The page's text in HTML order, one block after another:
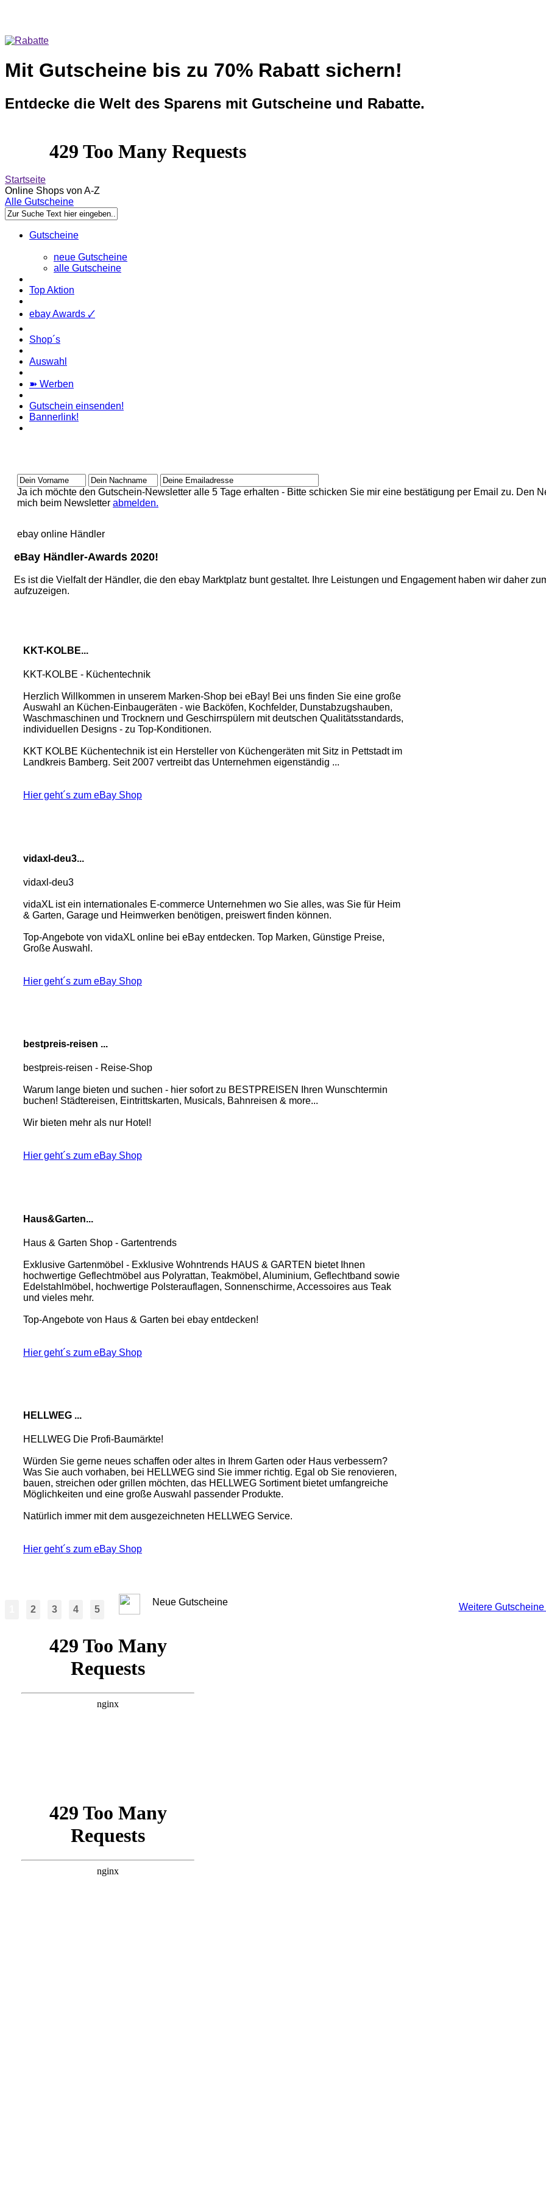
Mit Gutscheine bis zu 70% Rabatt sichern!
Entdecke die Welt des Sparens mit Gutscheine und Rabatte.
Startseite
Online Shops von A-Z
Alle Gutscheine
Gutscheine
neue Gutscheine
alle Gutscheine
Top Aktion
ebay Awards 🗸
Shop´s
Auswahl
➽ Werben
Gutschein einsenden!
Bannerlink!
Ja ich möchte den Gutschein-Newsletter alle 5 Tage erhalten - Bitte schicken Sie mir eine bestätigung per Email zu. Den
mich beim Newsletter abmelden.
ebay online Händler
eBay Händler-Awards 2020!
Es ist die Vielfalt der Händler, die den ebay Marktplatz bunt gestaltet. Ihre Leistungen und Engagement haben wir daher
aufzuzeigen.
KKT-KOLBE...
KKT-KOLBE - Küchentechnik
Herzlich Willkommen in unserem Marken-Shop bei eBay! Bei uns finden Sie eine große
Auswahl an Küchen-Einbaugeräten - wie Backöfen, Kochfelder, Dunstabzugshauben,
Waschmaschinen und Trocknern und Geschirrspülern mit deutschen Qualitätsstandards,
individuellen Designs - zu Top-Konditionen.
KKT KOLBE Küchentechnik ist ein Hersteller von Küchengeräten mit Sitz in Pettstadt im
Landkreis Bamberg. Seit 2007 vertreibt das Unternehmen eigenständig ...
Hier geht´s zum eBay Shop
vidaxl-deu3...
vidaxl-deu3
vidaXL ist ein internationales E-commerce Unternehmen wo Sie alles, was Sie für Heim
& Garten, Garage und Heimwerken benötigen, preiswert finden können.
Top-Angebote von vidaXL online bei eBay entdecken. Top Marken, Günstige Preise,
Große Auswahl.
Hier geht´s zum eBay Shop
bestpreis-reisen ...
bestpreis-reisen - Reise-Shop
Warum lange bieten und suchen - hier sofort zu BESTPREISEN Ihren Wunschtermin
buchen! Städtereisen, Eintrittskarten, Musicals, Bahnreisen & more...
Wir bieten mehr als nur Hotel!
Hier geht´s zum eBay Shop
Haus&Garten...
Haus & Garten Shop - Gartentrends
Exklusive Gartenmöbel - Exklusive Wohntrends HAUS & GARTEN bietet Ihnen
hochwertige Geflechtmöbel aus Polyrattan, Teakmöbel, Aluminium, Geflechtband sowie
Edelstahlmöbel, hochwertige Polsterauflagen, Sonnenschirme, Accessoires aus Teak
und vieles mehr.
Top-Angebote von Haus & Garten bei ebay entdecken!
Hier geht´s zum eBay Shop
HELLWEG ...
HELLWEG Die Profi-Baumärkte!
Würden Sie gerne neues schaffen oder altes in Ihrem Garten oder Haus verbessern?
Was Sie auch vorhaben, bei HELLWEG sind Sie immer richtig. Egal ob Sie renovieren,
bauen, streichen oder grillen möchten, das HELLWEG Sortiment bietet umfangreiche
Möglichkeiten und eine große Auswahl passender Produkte.
Natürlich immer mit dem ausgezeichneten HELLWEG Service.
Hier geht´s zum eBay Shop
2 3 4 5
Neue Gutscheine Weitere